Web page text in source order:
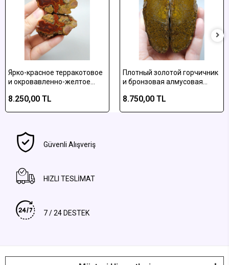
Ярко-красное терракотовое
и окровавленно-желтое
агатное полированное
8.250,00 TL
Плотный золотой горчичник
и бронзовая алмусовая
отполированная пара
8.750,00 TL
Güvenli Alışveriş
HIZLI TESLİMAT
7 / 24 DESTEK